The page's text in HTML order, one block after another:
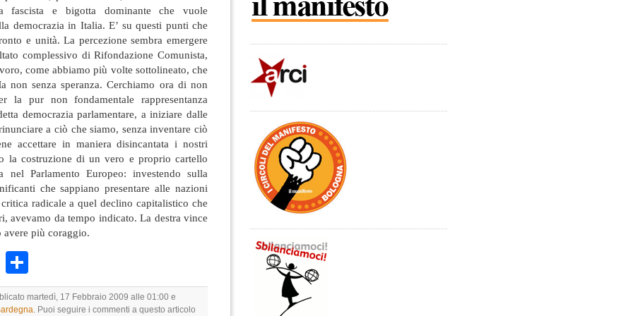
fascista e bigotta dominante che vuole
democrazia in Italia. E’ su questi punti che
e unità. La percezione sembra emergere
complessivo di Rifondazione Comunista,
come abbiamo più volte sottolineato, che
non senza speranza. Cerchiamo ora di non
la pur non fondamentale rappresentanza
democrazia parlamentare, a iniziare dalle
a ciò che siamo, senza inventare ciò
accettare in maniera disincantata i nostri
la costruzione di un vero e proprio cartello
nel Parlamento Europeo: investendo sulla
che sappiano presentare alle nazioni
radicale a quel declino capitalistico che
avevamo da tempo indicato. La destra vince
avere più coraggio.
WhatsApp
martedì, 17 Febbraio 2009 alle 01:00 e
. Puoi seguire i commenti a questo articolo